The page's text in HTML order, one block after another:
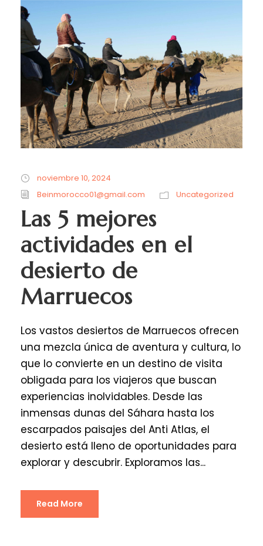
noviembre 10, 2024
Beinmorocco01@gmail.com
Uncategorized
Las 5 mejores
actividades en el
desierto de
Marruecos
Los vastos desiertos de Marruecos ofrecen
una mezcla única de aventura y cultura, lo
que lo convierte en un destino de visita
obligada para los viajeros que buscan
experiencias inolvidables. Desde las
inmensas dunas del Sáhara hasta los
escarpados paisajes del Anti Atlas, el
desierto está lleno de oportunidades para
explorar y descubrir. Exploramos las...
Read More